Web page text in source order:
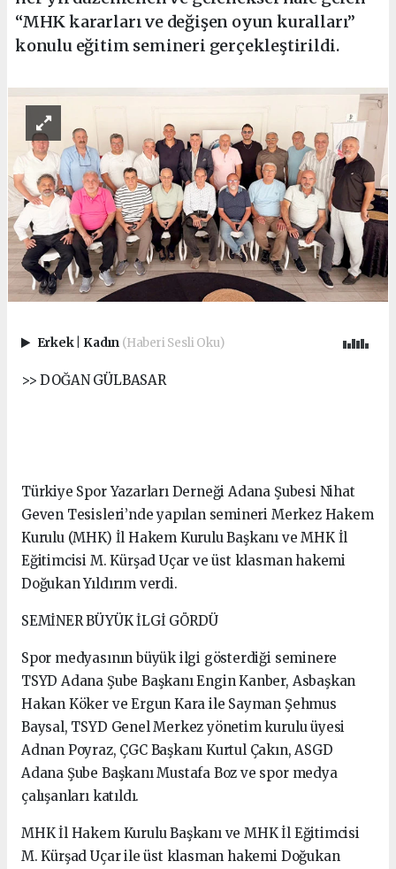
“MHK kararları ve değişen oyun kuralları”
konulu eğitim semineri gerçekleştirildi.
Erkek Kadın (Haberi Sesli Oku)
>> DOĞAN GÜLBASAR
Türkiye Spor Yazarları Derneği Adana Şubesi Nihat
Geven Tesisleri’nde yapılan semineri Merkez Hakem
Kurulu (MHK) İl Hakem Kurulu Başkanı ve MHK İl
Eğitimcisi M. Kürşad Uçar ve üst klasman hakemi
Doğukan Yıldırım verdi.
SEMİNER BÜYÜK İLGİ GÖRDÜ
Spor medyasının büyük ilgi gösterdiği seminere
TSYD Adana Şube Başkanı Engin Kanber, Asbaşkan
Hakan Köker ve Ergun Kara ile Sayman Şehmus
Baysal, TSYD Genel Merkez yönetim kurulu üyesi
Adnan Poyraz, ÇGC Başkanı Kurtul Çakın, ASGD
Adana Şube Başkanı Mustafa Boz ve spor medya
çalışanları katıldı.
MHK İl Hakem Kurulu Başkanı ve MHK İl Eğitimcisi
M. Kürşad Uçar ile üst klasman hakemi Doğukan